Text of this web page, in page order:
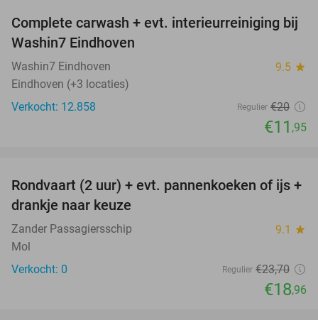
40%
Complete carwash + evt. interieurreiniging bij
Washin7 Eindhoven
Washin7 Eindhoven 9.5 star
Eindhoven (+3 locaties)
Verkocht: 12.858
Regulier €20
€11 ,95
20%
TODAY
Rondvaart (2 uur) + evt. pannenkoeken of ijs +
drankje naar keuze
Zander Passagiersschip 9.1 star
Mol
Verkocht: 0
Regulier €23,70
€18,96